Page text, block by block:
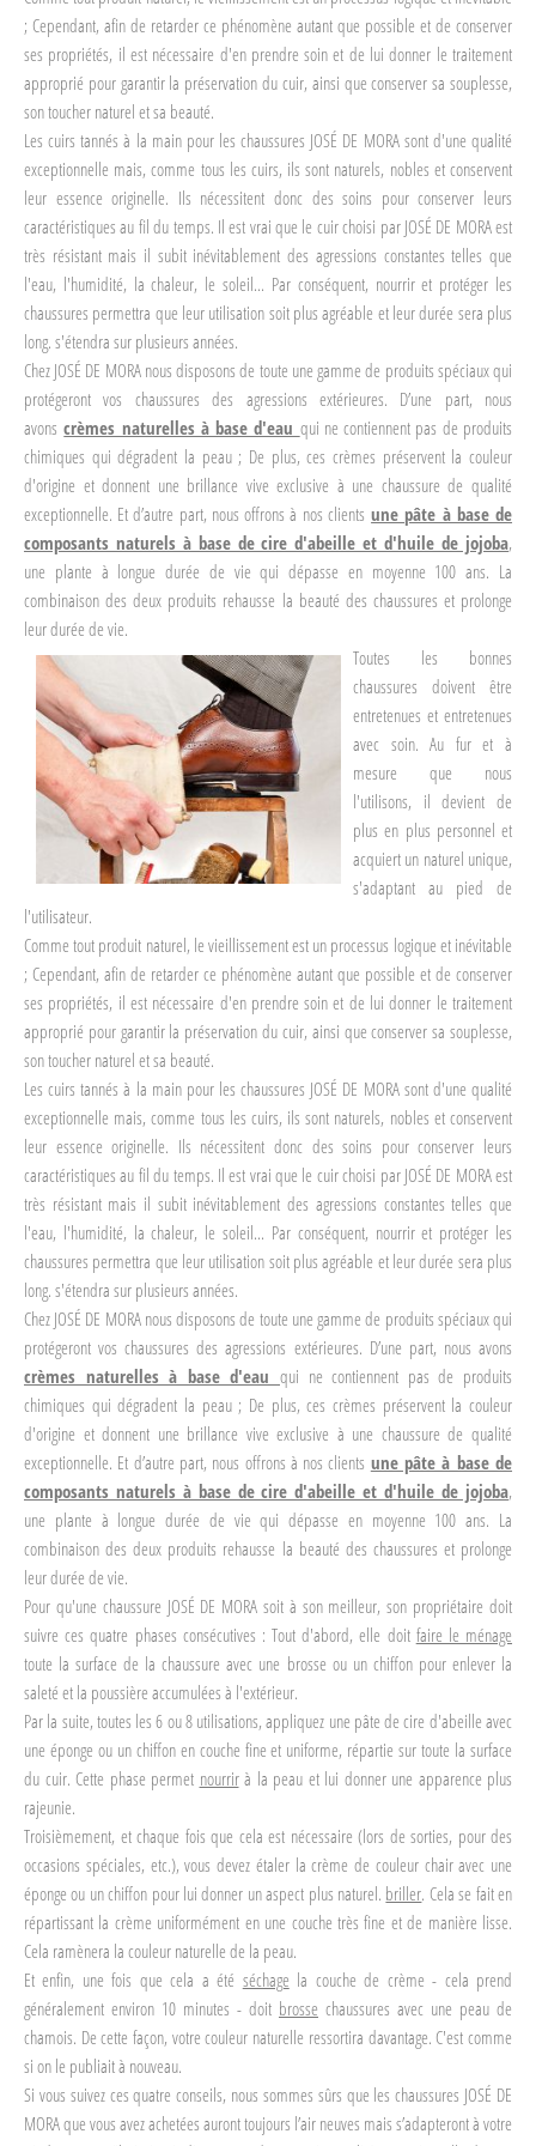
; Cependant, afin de retarder ce phénomène autant que possible et de conserver
ses propriétés, il est nécessaire d'en prendre soin et de lui donner le traitement
approprié pour garantir la préservation du cuir, ainsi que conserver sa souplesse,
son toucher naturel et sa beauté.
Les cuirs tannés à la main pour les chaussures JOSÉ DE MORA sont d'une qualité
exceptionnelle mais, comme tous les cuirs, ils sont naturels, nobles et conservent
leur essence originelle. Ils nécessitent donc des soins pour conserver leurs
caractéristiques au fil du temps. Il est vrai que le cuir choisi par JOSÉ DE MORA est
très résistant mais il subit inévitablement des agressions constantes telles que
l'eau, l'humidité, la chaleur, le soleil... Par conséquent, nourrir et protéger les
chaussures permettra que leur utilisation soit plus agréable et leur durée sera plus
long. s'étendra sur plusieurs années.
Chez JOSÉ DE MORA nous disposons de toute une gamme de produits spéciaux qui
protégeront vos chaussures des agressions extérieures. D’une part, nous
avonscrèmes naturelles à base d'eau qui ne contiennent pas de produits
chimiques qui dégradent la peau ; De plus, ces crèmes préservent la couleur
d'origine et donnent une brillance vive exclusive à une chaussure de qualité
exceptionnelle. Et d’autre part, nous offrons à nos clientsune pâte à base de
composants naturels à base de cire d'abeille et d'huile de jojoba,
une plante à longue durée de vie qui dépasse en moyenne 100 ans. La
combinaison des deux produits rehausse la beauté des chaussures et prolonge
leur durée de vie.
Toutes les bonnes
chaussures doivent être
entretenues et entretenues
avec soin. Au fur et à
mesure que nous
l'utilisons, il devient de
plus en plus personnel et
acquiert un naturel unique,
s'adaptant au pied de
l'utilisateur.
Comme tout produit naturel, le vieillissement est un processus logique et inévitable
; Cependant, afin de retarder ce phénomène autant que possible et de conserver
ses propriétés, il est nécessaire d'en prendre soin et de lui donner le traitement
approprié pour garantir la préservation du cuir, ainsi que conserver sa souplesse,
son toucher naturel et sa beauté.
Les cuirs tannés à la main pour les chaussures JOSÉ DE MORA sont d'une qualité
exceptionnelle mais, comme tous les cuirs, ils sont naturels, nobles et conservent
leur essence originelle. Ils nécessitent donc des soins pour conserver leurs
caractéristiques au fil du temps. Il est vrai que le cuir choisi par JOSÉ DE MORA est
très résistant mais il subit inévitablement des agressions constantes telles que
l'eau, l'humidité, la chaleur, le soleil... Par conséquent, nourrir et protéger les
chaussures permettra que leur utilisation soit plus agréable et leur durée sera plus
long. s'étendra sur plusieurs années.
Chez JOSÉ DE MORA nous disposons de toute une gamme de produits spéciaux qui
protégeront vos chaussures des agressions extérieures. D’une part, nous avons
crèmes naturelles à base d'eau qui ne contiennent pas de produits
chimiques qui dégradent la peau ; De plus, ces crèmes préservent la couleur
d'origine et donnent une brillance vive exclusive à une chaussure de qualité
exceptionnelle. Et d’autre part, nous offrons à nos clients une pâte à base de
composants naturels à base de cire d'abeille et d'huile de jojoba,
une plante à longue durée de vie qui dépasse en moyenne 100 ans. La
combinaison des deux produits rehausse la beauté des chaussures et prolonge
leur durée de vie.
Pour qu'une chaussure JOSÉ DE MORA soit à son meilleur, son propriétaire doit
suivre ces quatre phases consécutives : Tout d'abord, elle doit faire le ménage
toute la surface de la chaussure avec une brosse ou un chiffon pour enlever la
saleté et la poussière accumulées à l'extérieur.
Par la suite, toutes les 6 ou 8 utilisations, appliquez une pâte de cire d'abeille avec
une éponge ou un chiffon en couche fine et uniforme, répartie sur toute la surface
du cuir. Cette phase permet nourrirà la peau et lui donner une apparence plus
rajeunie.
Troisièmement, et chaque fois que cela est nécessaire (lors de sorties, pour des
occasions spéciales, etc.), vous devez étaler la crème de couleur chair avec une
éponge ou un chiffon pour lui donner un aspect plus naturel. briller. Cela se fait en
répartissant la crème uniformément en une couche très fine et de manière lisse.
Cela ramènera la couleur naturelle de la peau.
Et enfin, une fois que cela a été séchage la couche de crème - cela prend
généralement environ 10 minutes - doit brosse chaussures avec une peau de
chamois. De cette façon, votre couleur naturelle ressortira davantage. C'est comme
si on le publiait à nouveau.
Si vous suivez ces quatre conseils, nous sommes sûrs que les chaussures JOSÉ DE
MORA que vous avez achetées auront toujours l’air neuves mais s’adapteront à votre